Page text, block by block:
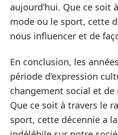
aujourd’hui. Que ce soit
mode ou le sport, cette
nous influencer et de
En conclusion, les
période d’expression
changement social et
Que ce soit à travers le
sport, cette décennie a